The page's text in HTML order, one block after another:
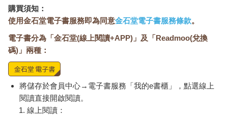
購買須知：
使用金石堂電子書服務即為同意金石堂電子書服務條款。
電子書分為「金石堂(線上閱讀+APP)」及「Readmoo(兌換
碼)」兩種：
將儲存於會員中心→電子書服務「我的e書櫃」，點選線上
閱讀直接開啟閱讀。
線上閱讀：